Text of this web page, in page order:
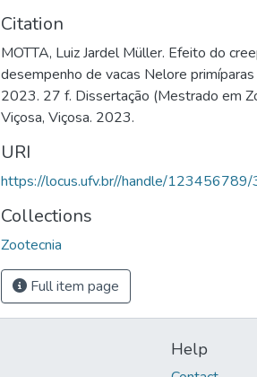
Citation
MOTTA, Luiz Jardel Müller. Efeito do
desempenho de vacas Nelore
2023. 27 f. Dissertação (Mestrado em
Viçosa, Viçosa. 2023.
URI
https://locus.ufv.br//handle/
Collections
Zootecnia
Full item page
Help